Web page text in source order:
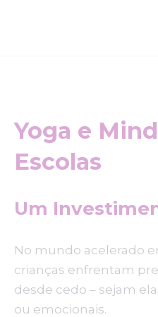
Yoga e
Escolas
Um
No mundo acelerado
crianças enfrentam
desde cedo – sejam
ou emocionais.